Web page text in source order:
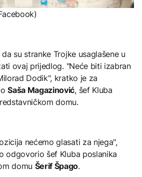
su stranke Trojke usaglašene u
ovaj prijedlog. "Neće biti izabran
Dodik", kratko je za
Saša Magazinović, šef Kluba
domu.
nećemo glasati za njega",
odgovorio šef Kluba poslanika
domu Šerif Špago.